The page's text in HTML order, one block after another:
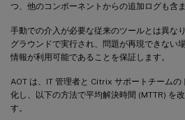
つ、他のコンポーネントからの追加ログも含
手動での介入が必要な従来のツールとは異な
グラウンドで実行され、問題が再現できない
情報が利用可能であることを保証します。
AOT は、IT 管理者と Citrix サポートチーム
化し、以下の方法で平均解決時間 (MTTR) を
す。